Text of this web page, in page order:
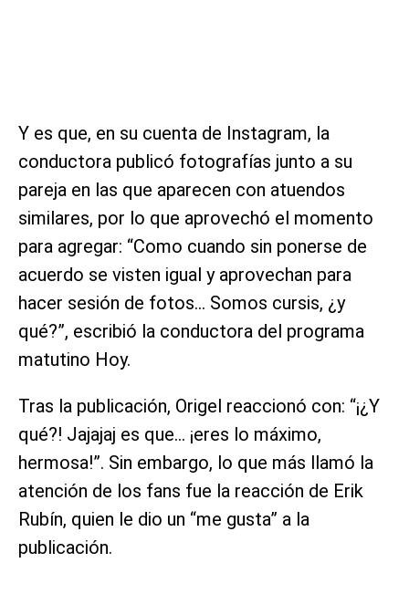
Y es que, en su cuenta de Instagram, la
conductora publicó fotografías junto a su
pareja en las que aparecen con atuendos
similares, por lo que aprovechó el momento
para agregar: “Como cuando sin ponerse de
acuerdo se visten igual y aprovechan para
hacer sesión de fotos… Somos cursis, ¿y
qué?”, escribió la conductora del programa
matutino Hoy.
Tras la publicación, Origel reaccionó con: “¡¿Y
qué?! Jajajaj es que… ¡eres lo máximo,
hermosa!”. Sin embargo, lo que más llamó la
atención de los fans fue la reacción de Erik
Rubín, quien le dio un “me gusta” a la
publicación.